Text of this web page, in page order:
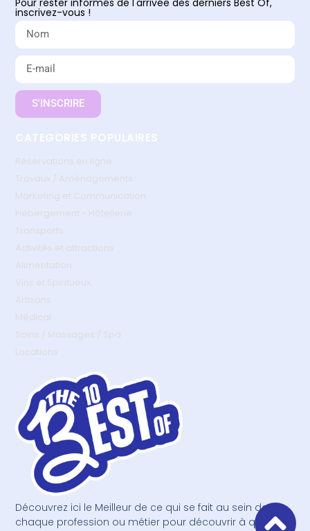
Découvrez ici le Meilleur de ce qui se fait au sein de
chaque profession ou métier pour découvrir à qui faire
inscrivez-vous !
S'INSCRIRE
CATEGORIES POPULAIRES
Réservations en ligne
Travaux / Aménagements
Marketing et Communication
Hébergement - Hôtellerie
Transports
Activités et attractions
Alimentation
Vins et Spiritueux
Artisans
Médical
Soins / Massages / Spa
Locations